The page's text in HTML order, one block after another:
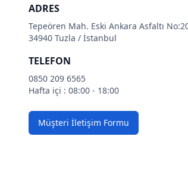
ADRES
Tepeören Mah. Eski Ankara Asfaltı
34940 Tuzla / İstanbul
TELEFON
0850 209 6565
Hafta içi : 08:00 - 18:00
Müşteri İletişim Formu